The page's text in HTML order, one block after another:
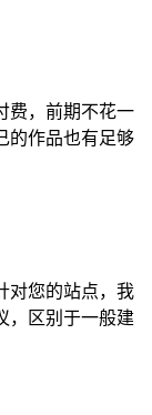
费，前期不花一
的作品也有足够
对您的站点，我
，区别于一般建